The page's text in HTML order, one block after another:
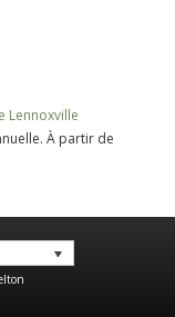
Lennoxville
À partir de